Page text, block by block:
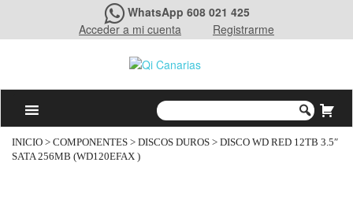
WhatsApp 608 021 425
Acceder a mi cuenta
Registrarme
INICIO > COMPONENTES > DISCOS DUROS > DISCO WD RED 12TB 3.5″
SATA 256MB (WD120EFAX )